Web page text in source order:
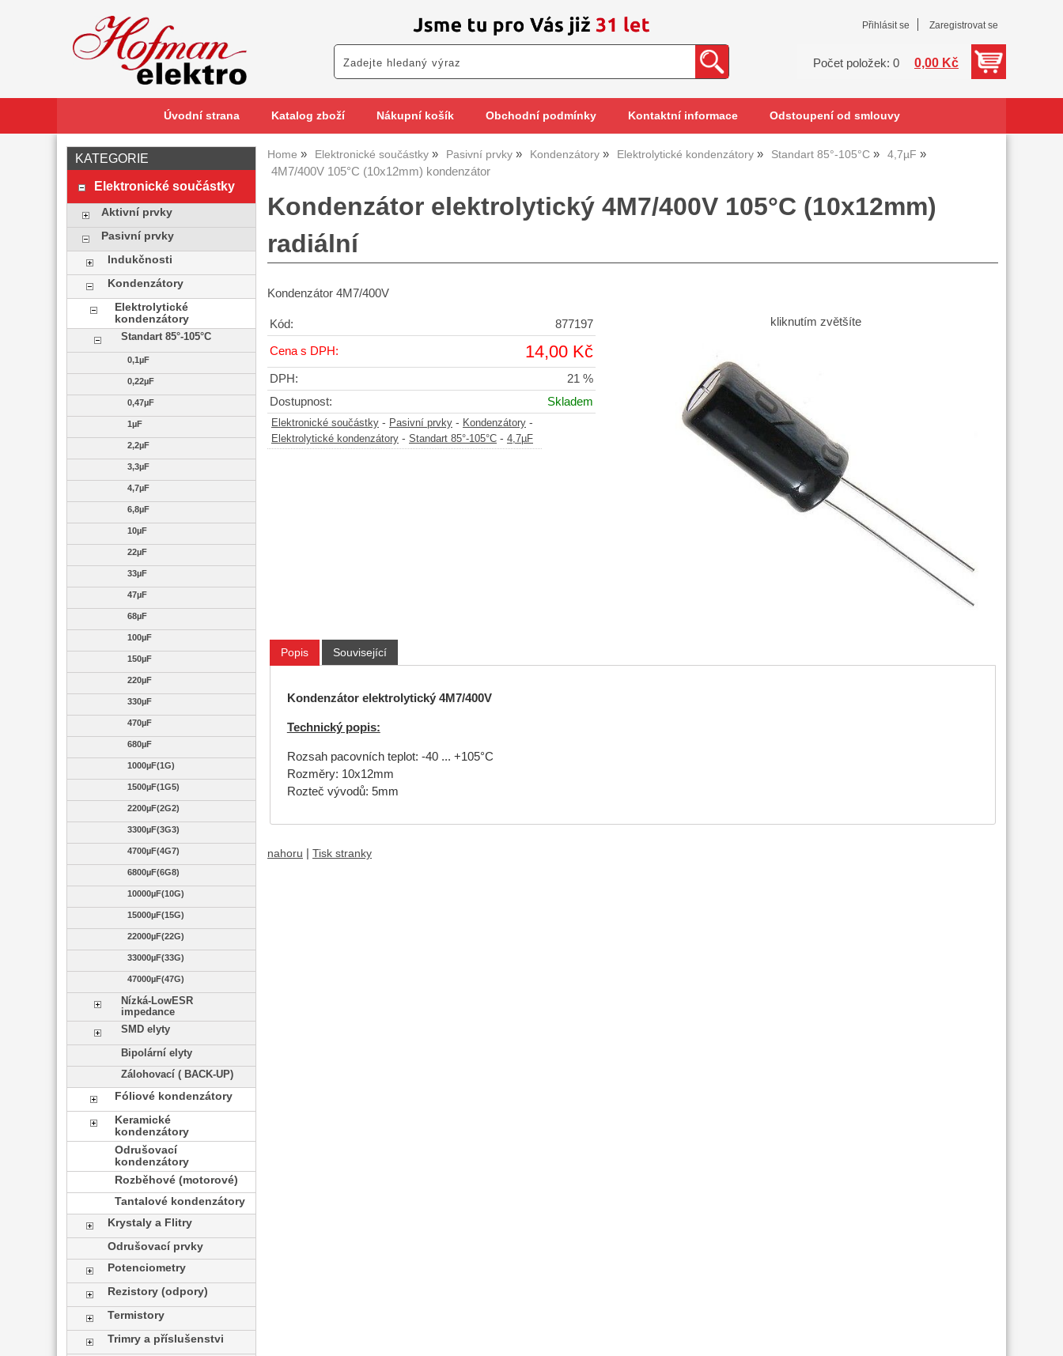
Přihlásit se Zaregistrovat se
Počet položek: 0 0,00 Kč
Úvodní strana Katalog zboží Nákupní košík Obchodní podmínky Kontaktní informace Odstoupení od smlouvy
Home Elektronické součástky Pasivní prvky Kondenzátory Elektrolytické kondenzátory Standart 85°-105°C 4,7µF
4M7/400V 105°C (10x12mm) kondenzátor
Kondenzátor elektrolytický 4M7/400V 105°C (10x12mm)
radiální
Kondenzátor 4M7/400V
kliknutím zvětšíte
Kód: 877197
Cena s DPH: 14,00 Kč
DPH:
21 %
Dostupnost:
Skladem
Elektronické součástky - Pasivní prvky - Kondenzátory -
Elektrolytické kondenzátory - Standart 85°-105°C - 4,7µF
Popis Související
Kondenzátor elektrolytický 4M7/400V
Technický popis:
Rozsah pacovních teplot: -40 ... +105°C
Rozměry: 10x12mm
Rozteč vývodů: 5mm
nahoru Tisk stranky
KATEGORIE
Elektronické součástky
Aktivní prvky
Pasivní prvky
Indukčnosti
Kondenzátory
Elektrolytické
kondenzátory
Standart 85°-105°C
0,1µF
0,22µF
0,47µF
1µF
2,2µF
3,3µF
4,7µF
6,8µF
10µF
22µF
33µF
47µF
68µF
100µF
150µF
220µF
330µF
470µF
680µF
1000µF(1G)
1500µF(1G5)
2200µF(2G2)
3300µF(3G3)
4700µF(4G7)
6800µF(6G8)
10000µF(10G)
15000µF(15G)
22000µF(22G)
33000µF(33G)
47000µF(47G)
Nízká-LowESR
impedance
SMD elyty
Bipolární elyty
Zálohovací ( BACK-UP)
Fóliové kondenzátory
Keramické
kondenzátory
Odrušovací
kondenzátory
Rozběhové (motorové)
Tantalové kondenzátory
Krystaly a Flitry
Odrušovací prvky
Potenciometry
Rezistory (odpory)
Termistory
Trimry a příslušenstvi